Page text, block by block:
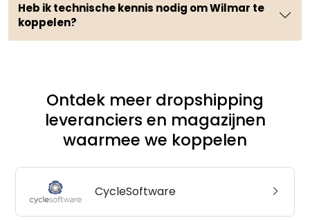
Heb ik technische kennis nodig om Wilmar te
koppelen?
Ontdek meer dropshipping
leveranciers en magazijnen
waarmee we koppelen
CycleSoftware